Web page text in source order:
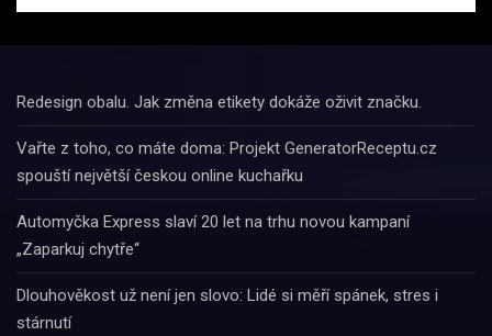
Redesign obalu. Jak změna etikety dokáže oživit značku.
Vařte z toho, co máte doma: Projekt GeneratorReceptu.cz
spouští největší českou online kuchařku
Automyčka Express slaví 20 let na trhu novou kampaní
„Zaparkuj chytře“
Dlouhověkost už není jen slovo: Lidé si měří spánek, stres i
stárnutí